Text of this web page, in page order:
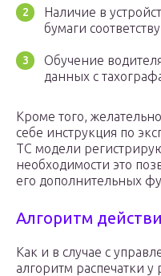
Наличие в
бумаги
Обучение
данных с
Кроме того,
себе инструкция по
ТС модели
необходимости это
его дополнительных
Алгоритм
Как и в случае с
алгоритм распечатки